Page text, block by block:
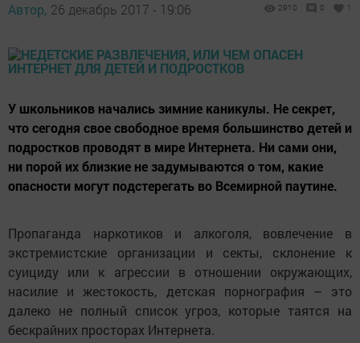
Автор, 26 декабрь 2017 - 19:06 2910 0 1
У школьников начались зимние каникулы. Не секрет,
что сегодня свое свободное время большинство детей и
подростков проводят в мире Интернета. Ни сами они,
ни порой их близкие не задумываются о том, какие
опасности могут подстерегать во Всемирной паутине.
Пропаганда наркотиков и алкоголя, вовлечение в
экстремистские организации и секты, склонение к
суициду или к агрессии в отношении окружающих,
насилие и жестокость, детская порнография – это
далеко не полный список угроз, которые таятся на
бескрайних просторах Интернета.